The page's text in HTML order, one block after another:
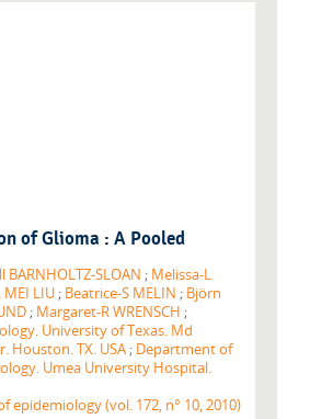
of Glioma : A Pooled
BARNHOLTZ-SLOAN ; Melissa-L
. MEI LIU ; Beatrice-S MELIN ; Björn
; Margaret-R WRENSCH ;
University of Texas. Md
Houston. TX. USA ; Department of
Umea University Hospital.
epidemiology (vol. 172, n° 10, 2010)